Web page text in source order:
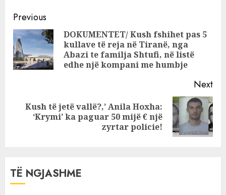
vajzë 14-vjeçare
Continue
Reading
Previous
DOKUMENTET/ Kush fshihet pas 5
kullave të reja në Tiranë, nga
Abazi te familja Shtufi, në listë
edhe një kompani me humbje
Next
Next
Kush të jetë vallë?,’ Anila Hoxha:
‘Krymi’ ka paguar 50 mijë € një
zyrtar policie!
TË NGJASHME